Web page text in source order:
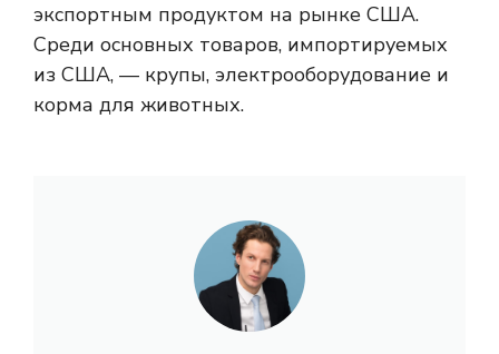
экспортным продуктом на рынке США.
Среди основных товаров, импортируемых
из США, — крупы, электрооборудование и
корма для животных.